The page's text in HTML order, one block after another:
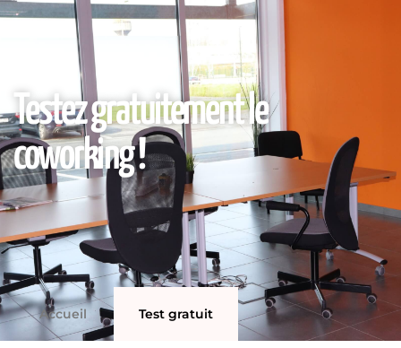
Testez gratuitement le
coworking !
Accueil Test gratuit